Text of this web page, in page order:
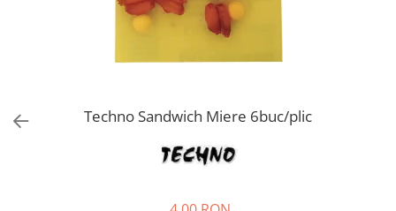
Techno Sandwich Miere 6buc/plic